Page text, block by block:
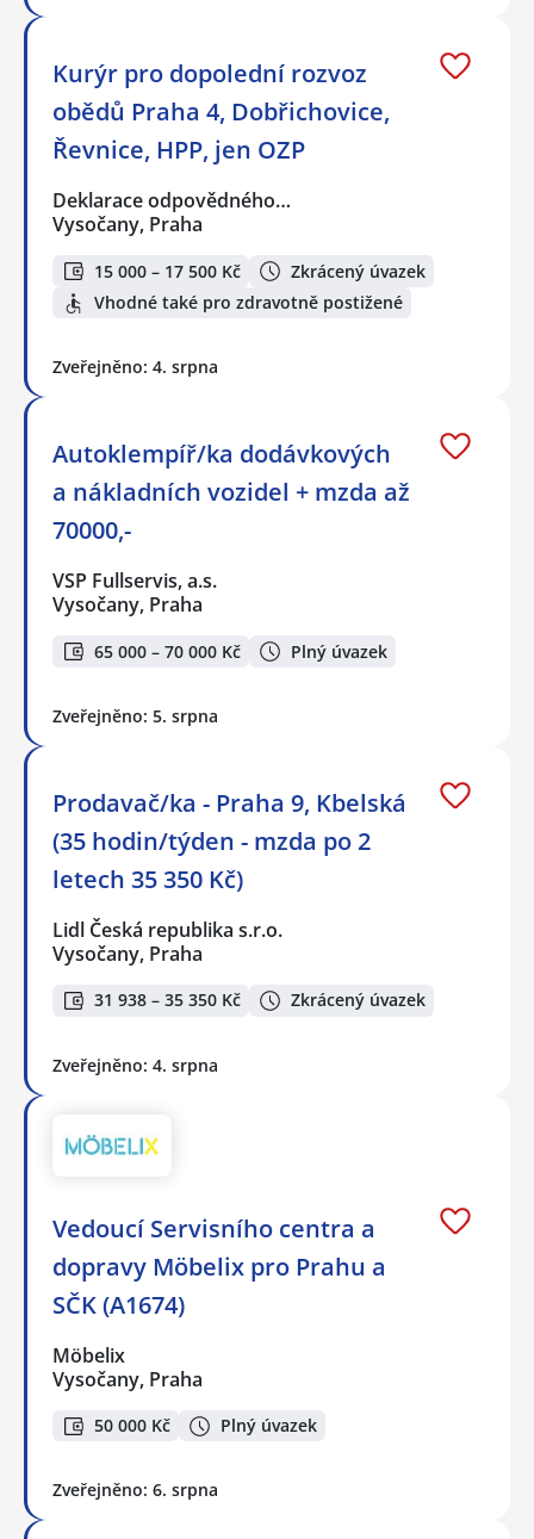
Kurýr pro dopolední rozvoz
obědů Praha 4, Dobřichovice,
Řevnice, HPP, jen OZP
Deklarace odpovědného…
Vysočany, Praha
15 000 – 17 500 Kč
Zkrácený úvazek
Vhodné také pro zdravotně postižené
Zveřejněno: 4. srpna
Autoklempíř/ka dodávkových
a nákladních vozidel + mzda až
70000,-
VSP Fullservis, a.s.
Vysočany, Praha
65 000 – 70 000 Kč Plný úvazek
Zveřejněno: 5. srpna
Prodavač/ka - Praha 9, Kbelská
(35 hodin/týden - mzda po 2
letech 35 350 Kč)
Lidl Česká republika s.r.o.
Vysočany, Praha
31 938 – 35 350 Kč Zkrácený úvazek
Zveřejněno: 4. srpna
Vedoucí Servisního centra a
dopravy Möbelix pro Prahu a
SČK (A1674)
Möbelix
Vysočany, Praha
50 000 Kč Plný úvazek
Zveřejněno: 6. srpna